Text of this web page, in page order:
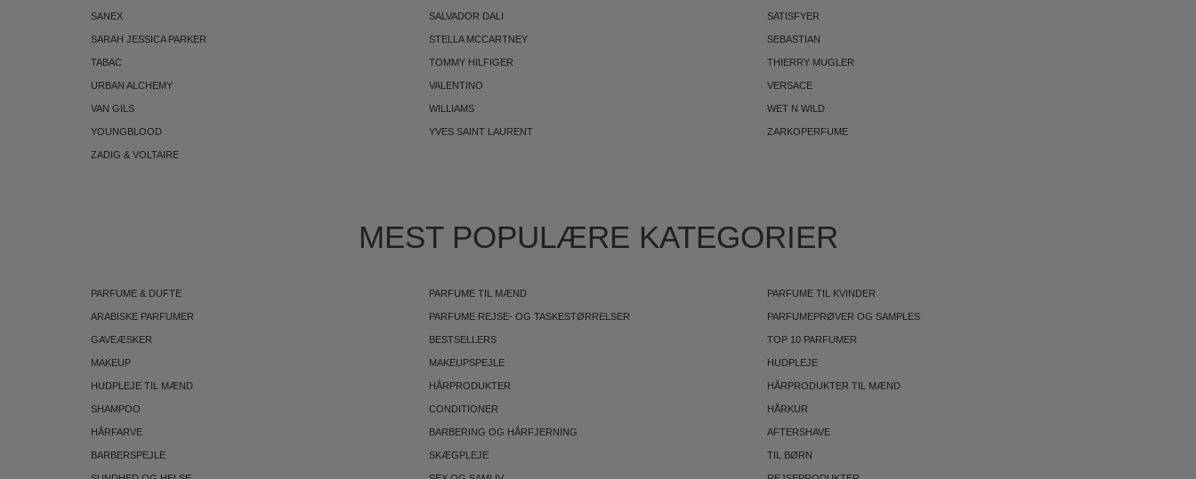
SANEX SALVADOR DALI SATISFYER
SARAH JESSICA PARKER STELLA MCCARTNEY SEBASTIAN
TABAC TOMMY HILFIGER THIERRY MUGLER
URBAN ALCHEMY VALENTINO VERSACE
VAN GILS WILLIAMS WET N WILD
YOUNGBLOOD YVES SAINT LAURENT ZARKOPERFUME
ZADIG & VOLTAIRE
MEST POPULÆRE KATEGORIER
PARFUME & DUFTE PARFUME TIL MÆND PARFUME TIL KVINDER
ARABISKE PARFUMER PARFUME REJSE- OG TASKESTØRRELSER PARFUMEPRØVER OG SAMPLES
GAVEÆSKER BESTSELLERS TOP 10 PARFUMER
MAKEUP MAKEUPSPEJLE HUDPLEJE
HUDPLEJE TIL MÆND HÅRPRODUKTER HÅRPRODUKTER TIL MÆND
SHAMPOO CONDITIONER HÅRKUR
HÅRFARVE BARBERING OG HÅRFJERNING AFTERSHAVE
BARBERSPEJLE SKÆGPLEJE TIL BØRN